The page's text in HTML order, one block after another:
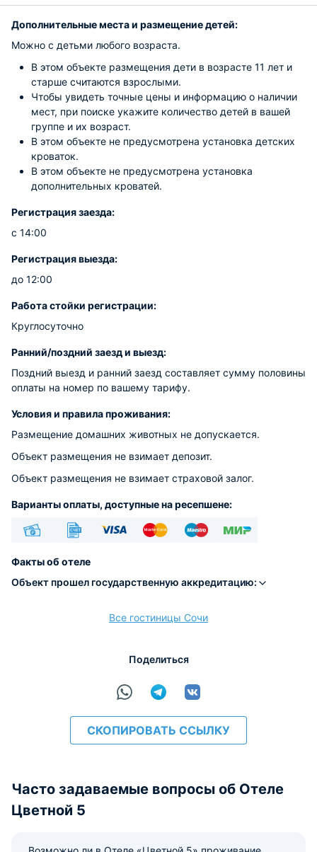
Дополнительные места и размещение детей:
Можно с детьми любого возраста.
В этом объекте размещения дети в возрасте 11 лет и
старше считаются взрослыми.
Чтобы увидеть точные цены и информацию о наличии
мест, при поиске укажите количество детей в вашей
группе и их возраст.
В этом объекте не предусмотрена установка детских
кроваток.
В этом объекте не предусмотрена установка
дополнительных кроватей.
Регистрация заезда:
с 14:00
Регистрация выезда:
до 12:00
Работа стойки регистрации:
Круглосуточно
Ранний/поздний заезд и выезд:
Поздний выезд и ранний заезд составляет сумму половины
оплаты на номер по вашему тарифу.
Условия и правила проживания:
Размещение домашних животных не допускается.
Объект размещения не взимает депозит.
Объект размещения не взимает страховой залог.
Варианты оплаты, доступные на ресепшене:
Факты об отеле
Объект прошел государственную аккредитацию:
Все гостиницы Сочи
Поделиться
СКОПИРОВАТЬ ССЫЛКУ
Часто задаваемые вопросы об Отеле
Цветной 5